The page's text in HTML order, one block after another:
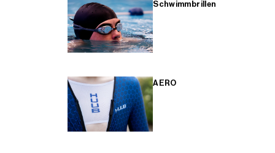
Schwimmbrillen
AERO